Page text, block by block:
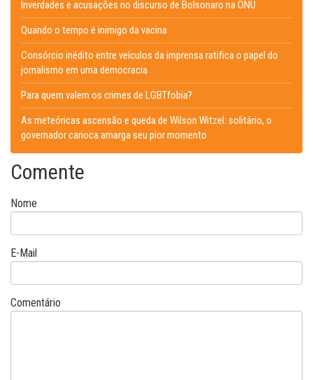
Inverdades e acusações no discurso de Bolsonaro na ONU
Quando o tempo é inimigo da vacina
Consórcio inédito entre veículos da imprensa ratifica o papel do
jornalismo em uma democracia
Para quem valem os crimes de LGBTfobia?
As meteóricas ascensão e queda de Wilson Witzel: solitário, o
governador carioca amarga seu pior momento
Comente
Nome
E-Mail
Comentário